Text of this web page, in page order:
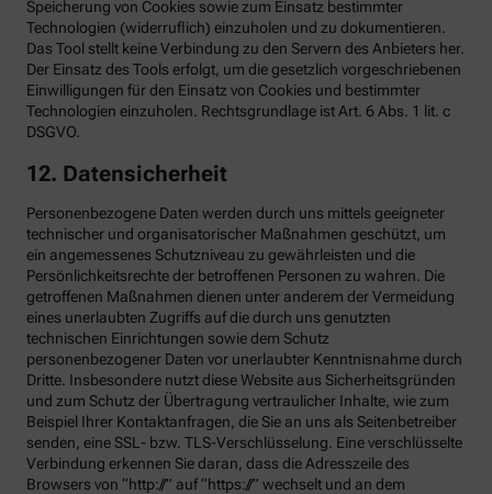
Speicherung von Cookies sowie zum Einsatz bestimmter
Technologien (widerruflich) einzuholen und zu dokumentieren.
Das Tool stellt keine Verbindung zu den Servern des Anbieters her.
Der Einsatz des Tools erfolgt, um die gesetzlich vorgeschriebenen
Einwilligungen für den Einsatz von Cookies und bestimmter
Technologien einzuholen. Rechtsgrundlage ist Art. 6 Abs. 1 lit. c
DSGVO.
12. Datensicherheit
Personenbezogene Daten werden durch uns mittels geeigneter
technischer und organisatorischer Maßnahmen geschützt, um
ein angemessenes Schutzniveau zu gewährleisten und die
Persönlichkeitsrechte der betroffenen Personen zu wahren. Die
getroffenen Maßnahmen dienen unter anderem der Vermeidung
eines unerlaubten Zugriffs auf die durch uns genutzten
technischen Einrichtungen sowie dem Schutz
personenbezogener Daten vor unerlaubter Kenntnisnahme durch
Dritte. Insbesondere nutzt diese Website aus Sicherheitsgründen
und zum Schutz der Übertragung vertraulicher Inhalte, wie zum
Beispiel Ihrer Kontaktanfragen, die Sie an uns als Seitenbetreiber
senden, eine SSL- bzw. TLS-Verschlüsselung. Eine verschlüsselte
Verbindung erkennen Sie daran, dass die Adresszeile des
Browsers von “http://” auf “https://” wechselt und an dem